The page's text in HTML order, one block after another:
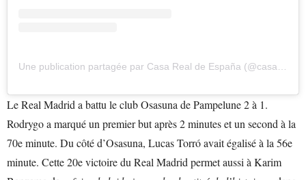
Une publication partagée par Casa Real de España (@casarealdeespana)
Le Real Madrid a battu le club Osasuna de Pampelune 2 à 1.
Rodrygo a marqué un premier but après 2 minutes et un second à la
70e minute. Du côté d’Osasuna, Lucas Torró avait égalisé à la 56e
minute. Cette 20e victoire du Real Madrid permet aussi à Karim